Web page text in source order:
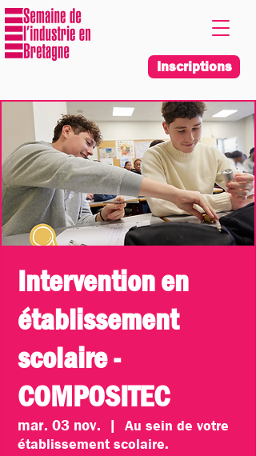
Inscriptions
Intervention en
établissement
scolaire -
COMPOSITEC
mar. 03 nov.
  |
Au sein de votre
établissement scolaire.